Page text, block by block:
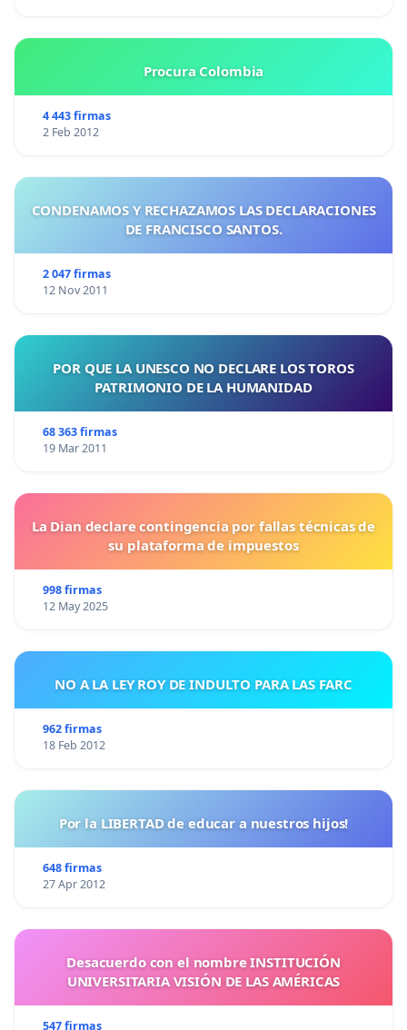
Procura Colombia
4 443 firmas
2 Feb 2012
CONDENAMOS Y RECHAZAMOS LAS DECLARACIONES
DE FRANCISCO SANTOS.
2 047 firmas
12 Nov 2011
POR QUE LA UNESCO NO DECLARE LOS TOROS
PATRIMONIO DE LA HUMANIDAD
68 363 firmas
19 Mar 2011
La Dian declare contingencia por fallas técnicas de
su plataforma de impuestos
998 firmas
12 May 2025
NO A LA LEY ROY DE INDULTO PARA LAS FARC
962 firmas
18 Feb 2012
Por la LIBERTAD de educar a nuestros hijos!
648 firmas
27 Apr 2012
Desacuerdo con el nombre INSTITUCIÓN
UNIVERSITARIA VISIÓN DE LAS AMÉRICAS
547 firmas